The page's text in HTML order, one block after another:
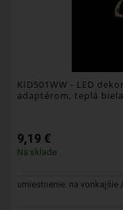
KID501WW - LED
adaptérom, teplá biela
9,19 €
Na sklade
umiestnenie: na vonkajšie